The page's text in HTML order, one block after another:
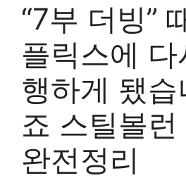
“7부 더빙”
플릭스에 다
행하게 됐
죠 스틸볼런
완전정리